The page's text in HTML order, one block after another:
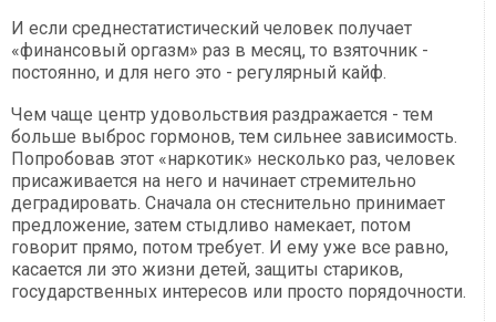
И если среднестатистический человек получает
«финансовый оргазм» раз в месяц, то взяточник -
постоянно, и для него это - регулярный кайф.
Чем чаще центр удовольствия раздражается - тем
больше выброс гормонов, тем сильнее зависимость.
Попробовав этот «наркотик» несколько раз, человек
присаживается на него и начинает стремительно
деградировать. Сначала он стеснительно принимает
предложение, затем стыдливо намекает, потом
говорит прямо, потом требует. И ему уже все равно,
касается ли это жизни детей, защиты стариков,
государственных интересов или просто порядочности.